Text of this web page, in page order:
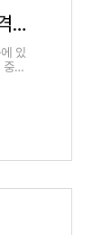
2024 혼다 WR-V 공개, 한국 출시 예정일은? 가격 제원 연비
있
에
입